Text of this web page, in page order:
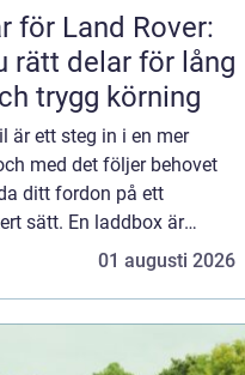
för Land Rover:
rätt delar för lång
trygg körning
är ett steg in i en mer
med det följer behovet
ditt fordon på ett
sätt. En laddbox är
och pålitl...01 augusti 2026